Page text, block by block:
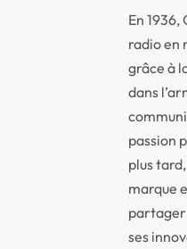
En
radio en
grâce à
dans
passion
plus
marque
partager
ses